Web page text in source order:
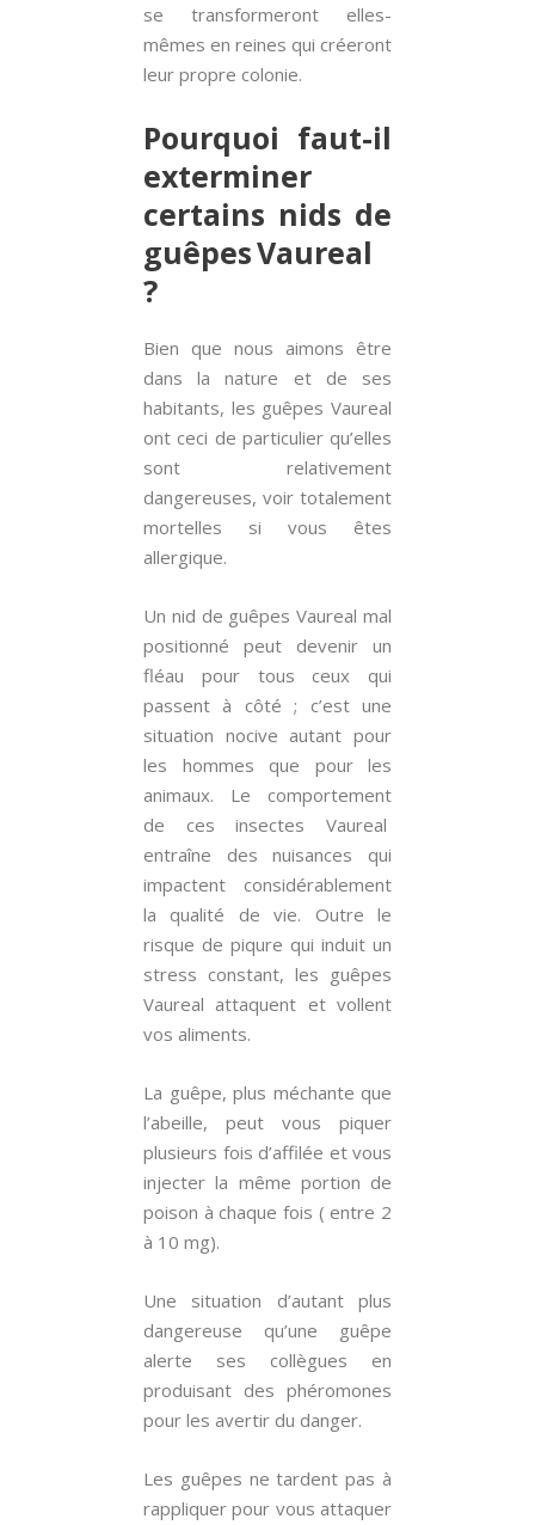
se transformeront elles-
mêmes en reines qui créeront
leur propre colonie.
Pourquoi faut-il
exterminer
certains nids de
guêpes Vaureal
?
Bien que nous aimons être
dans la nature et de ses
habitants, les guêpes Vaureal
ont ceci de particulier qu’elles
sont relativement
dangereuses, voir totalement
mortelles si vous êtes
allergique.
Un nid de guêpes Vaureal mal
positionné peut devenir un
fléau pour tous ceux qui
passent à côté ; c’est une
situation nocive autant pour
les hommes que pour les
animaux. Le comportement
de ces insectes Vaureal
entraîne des nuisances qui
impactent considérablement
la qualité de vie. Outre le
risque de piqure qui induit un
stress constant, les guêpes
Vaureal attaquent et vollent
vos aliments.
La guêpe, plus méchante que
l’abeille, peut vous piquer
plusieurs fois d’affilée et vous
injecter la même portion de
poison à chaque fois ( entre 2
à 10 mg).
Une situation d’autant plus
dangereuse qu’une guêpe
alerte ses collègues en
produisant des phéromones
pour les avertir du danger.
Les guêpes ne tardent pas à
rappliquer pour vous attaquer